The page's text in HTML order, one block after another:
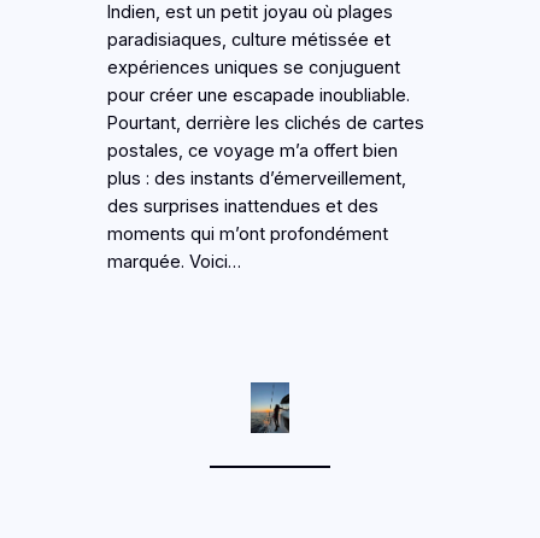
Indien, est un petit joyau où plages
paradisiaques, culture métissée et
expériences uniques se conjuguent
pour créer une escapade inoubliable.
Pourtant, derrière les clichés de cartes
postales, ce voyage m’a offert bien
plus : des instants d’émerveillement,
des surprises inattendues et des
moments qui m’ont profondément
marquée. Voici…